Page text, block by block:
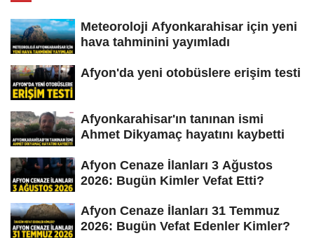
Meteoroloji Afyonkarahisar için yeni
hava tahminini yayımladı
Afyon'da yeni otobüslere erişim testi
Afyonkarahisar'ın tanınan ismi
Ahmet Dikyamaç hayatını kaybetti
Afyon Cenaze İlanları 3 Ağustos
2026: Bugün Kimler Vefat Etti?
Afyon Cenaze İlanları 31 Temmuz
2026: Bugün Vefat Edenler Kimler?